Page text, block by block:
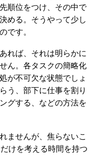
順位をつけ、その中で
める。そうやって少し
です。
れば、それは明らかに
ん。各タスクの簡略化
が不可欠な状態でしょ
う、部下に仕事を割り
グする、などの方法を
ませんが、焦らないこ
けを考える時間を持つ